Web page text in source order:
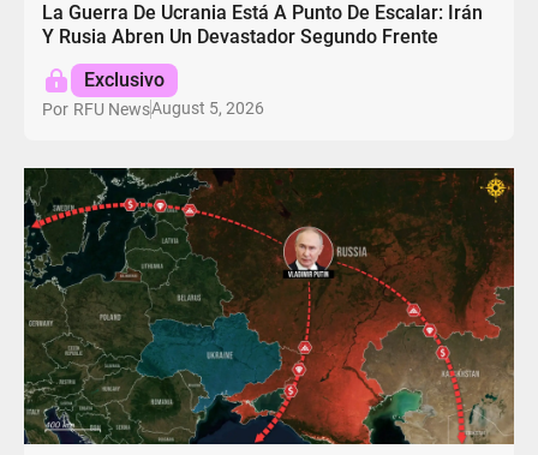
La Guerra De Ucrania Está A Punto De Escalar: Irán
Y Rusia Abren Un Devastador Segundo Frente
Exclusivo
Por RFU NewsAugust 5, 2026